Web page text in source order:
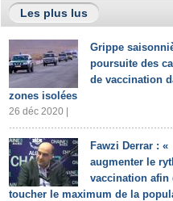
Les plus lus
Grippe
poursuite des
de vaccination
zones isolées
26 déc 2020 |
Fawzi Derrar : «
augmenter le
vaccination afin
toucher le maximum de la